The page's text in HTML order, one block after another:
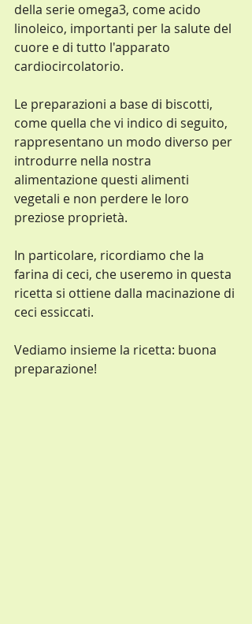
della serie omega3, come acido
linoleico, importanti per la salute del
cuore e di tutto l'apparato
cardiocircolatorio.
Le preparazioni a base di biscotti,
come quella che vi indico di seguito,
rappresentano un modo diverso per
introdurre nella nostra
alimentazione questi alimenti
vegetali e non perdere le loro
preziose proprietà.
In particolare, ricordiamo che la
farina di ceci, che useremo in questa
ricetta si ottiene dalla macinazione di
ceci essiccati.
Vediamo insieme la ricetta: buona
preparazione!